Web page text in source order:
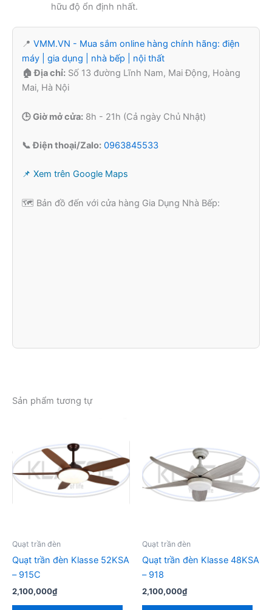
hữu độ ổn định nhất.
📍 VMM.VN - Mua sắm online hàng chính hãng: điện
máy | gia dụng | nhà bếp | nội thất
🏠 Địa chỉ: Số 13 đường Lĩnh Nam, Mai Động, Hoàng
Mai, Hà Nội
🕒 Giờ mở cửa: 8h - 21h (Cả ngày Chủ Nhật)
📞 Điện thoại/Zalo: 0963845533
📌 Xem trên Google Maps
🗺️ Bản đồ đến với cửa hàng Gia Dụng Nhà Bếp:
Sản phẩm tương tự
Quạt trần đèn
Quạt trần đèn Klasse 52KSA
– 915C
2,100,000₫
Quạt trần đèn
Quạt trần đèn Klasse 48KSA
– 918
2,100,000₫